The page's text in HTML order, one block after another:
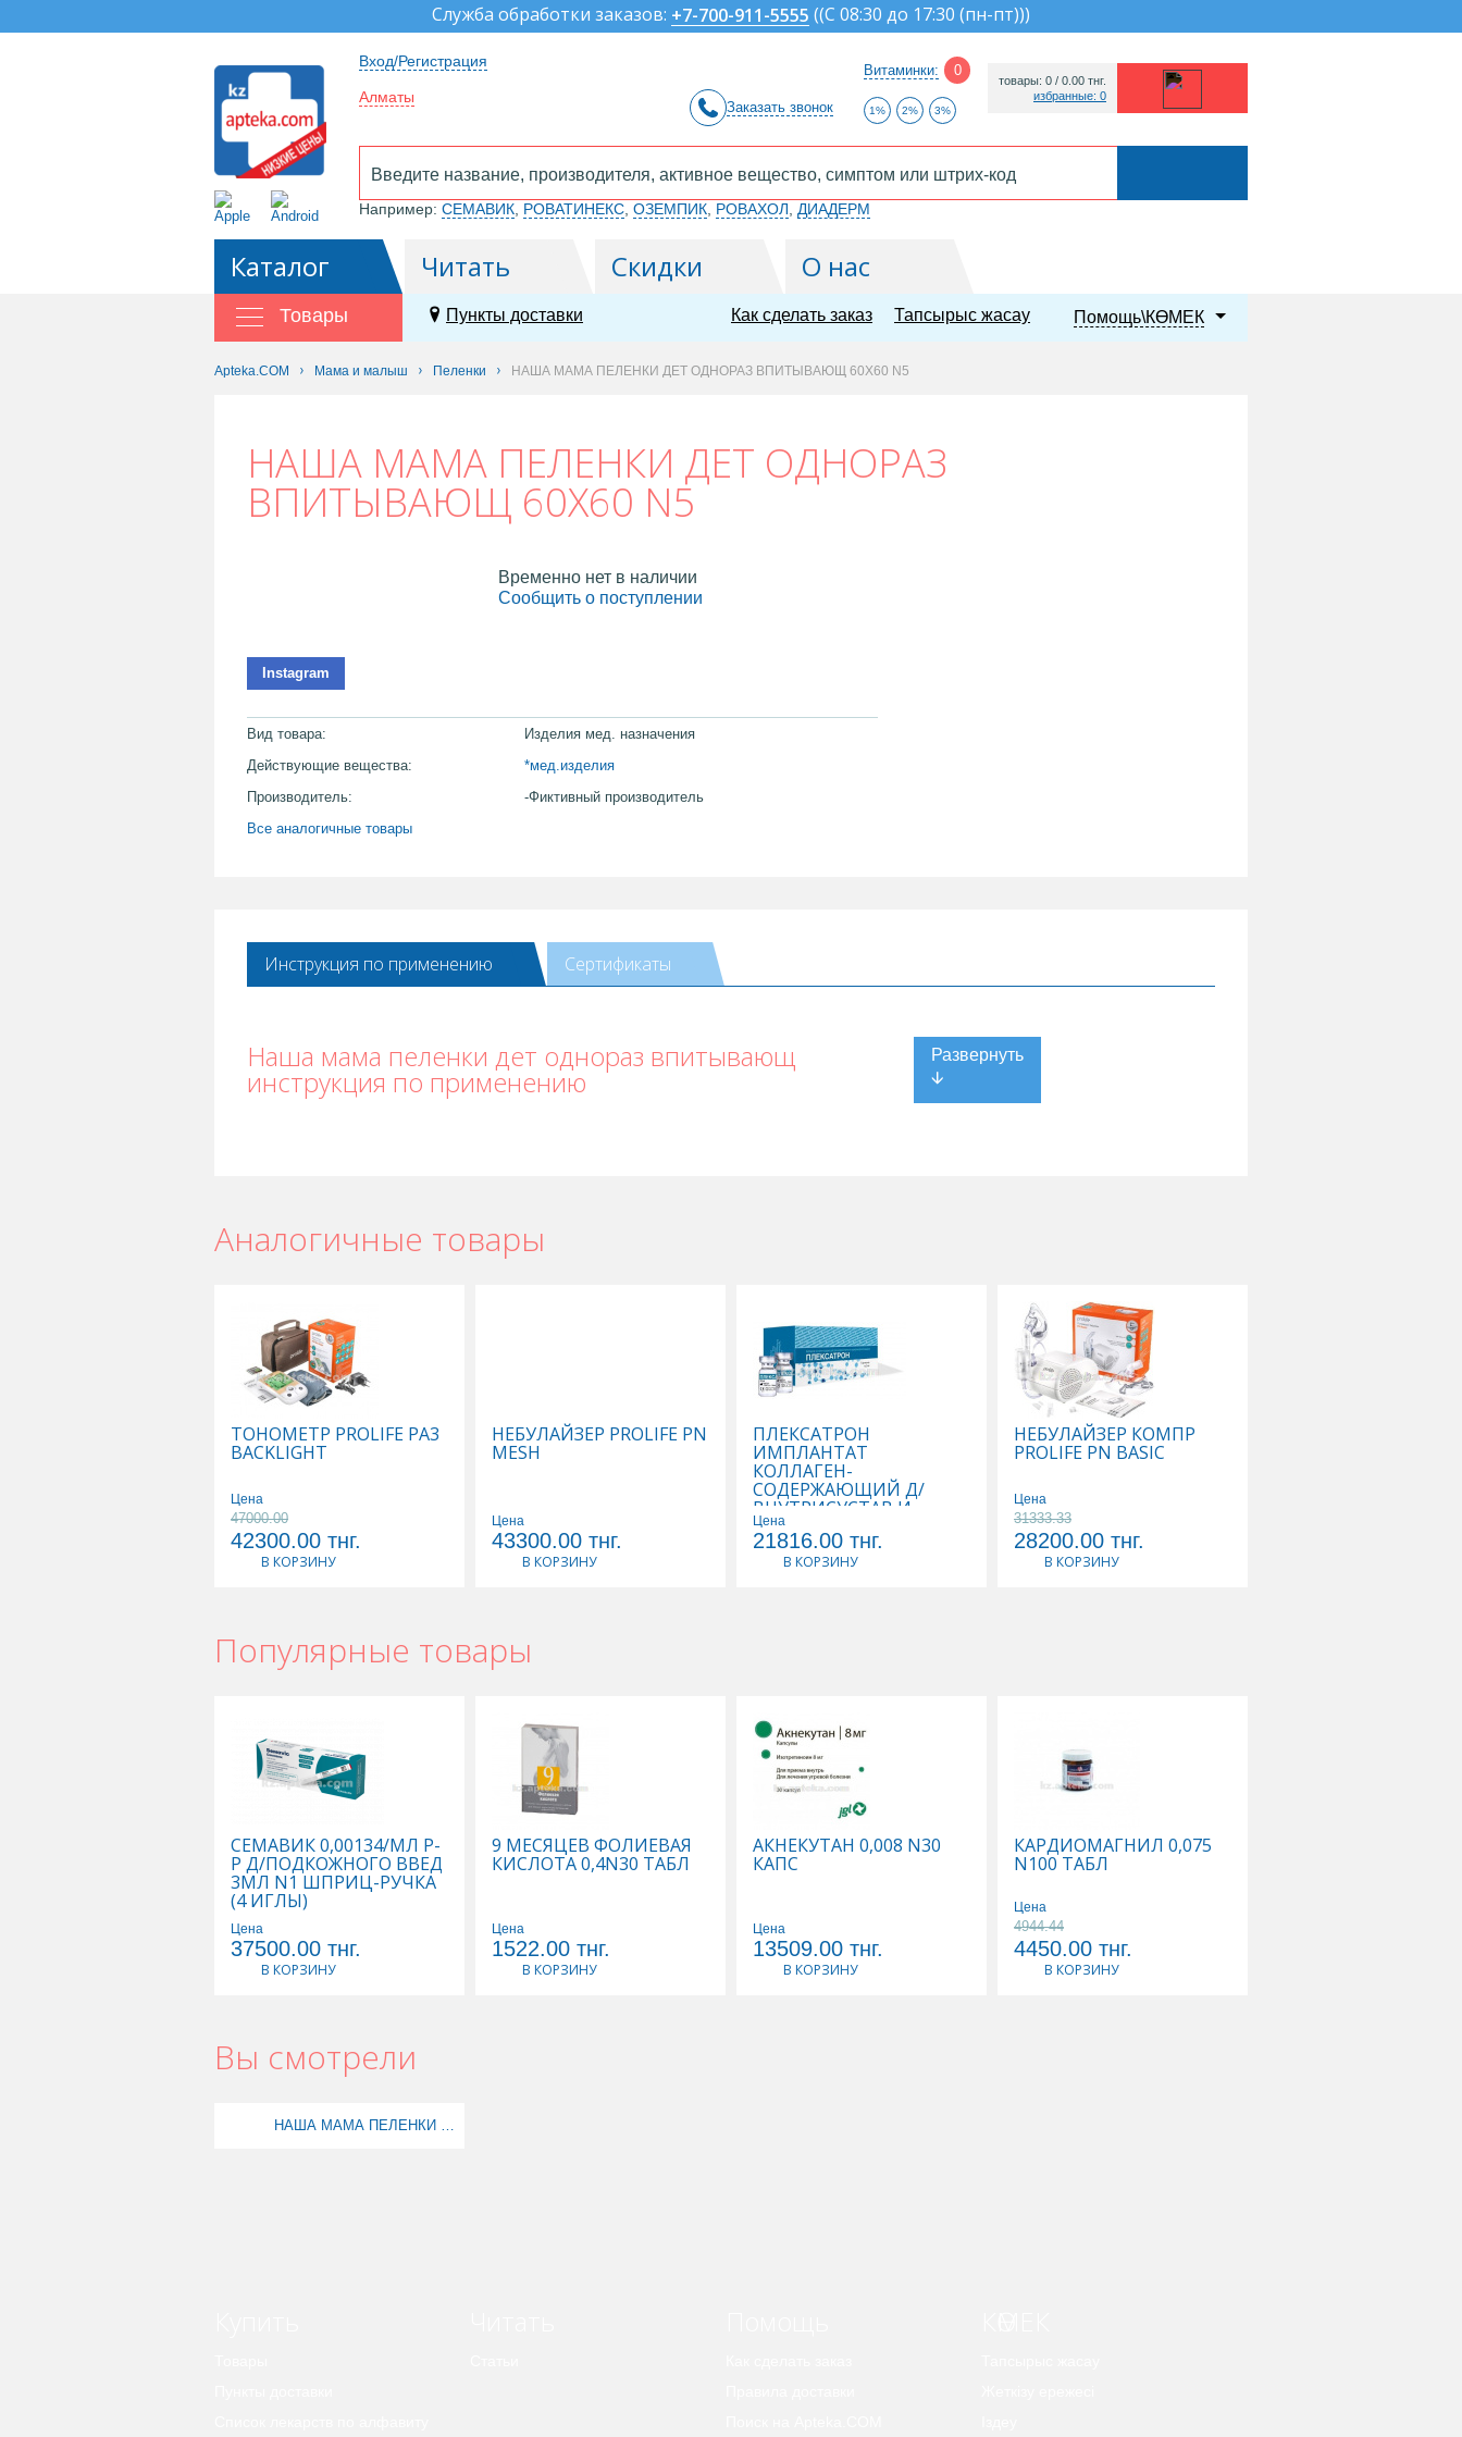
Служба обработки заказов: +7-700-911-5555 ((С 08:30 до 17:30 (пн-пт)))
Вход/Регистрация
Алматы
Заказать звонок
Витаминки: 0
1% 2% 3%
товары: 0 / 0.00 тнг.
избранные: 0
Например: СЕМАВИК РОВАТИНЕКС ОЗЕМПИК РОВАХОЛ ДИАДЕРМ
Каталог Читать Скидки О нас
Товары Пункты доставки Помощь\КӨМЕК
Тапсырыс жасау
Как сделать заказ
Apteka.COM Мама и малыш Пеленки НАША МАМА ПЕЛЕНКИ ДЕТ ОДНОРАЗ ВПИТЫВАЮЩ 60Х60 N5
НАША МАМА ПЕЛЕНКИ ДЕТ ОДНОРАЗ
ВПИТЫВАЮЩ 60Х60 N5
Временно нет в наличии
Сообщить о поступлении
Instagram
Вид товара:
Изделия мед. назначения
Действующие вещества:
*мед.изделия
Производитель:
-Фиктивный производитель
Все аналогичные товары
Инструкция по применению Сертификаты
Наша мама пеленки дет однораз впитывающ
инструкция по применению
Аналогичные товары
ТОНОМЕТР PROLIFE PA3
BACKLIGHT
Цена
47000.00
42300.00 тнг.
В КОРЗИНУ
НЕБУЛАЙЗЕР PROLIFE PN
MESH
Цена
43300.00 тнг.
В КОРЗИНУ
ПЛЕКСАТРОН
ИМПЛАНТАТ
КОЛЛАГЕН-
СОДЕРЖАЮЩИЙ Д/
ВНУТРИСУСТАВ И
ПЕРИАРТИКУЛЯРН ВВЕД
2МЛ N5 ФЛ
Цена
21816.00 тнг.
В КОРЗИНУ
НЕБУЛАЙЗЕР КОМПР
PROLIFE PN BASIC
Цена
31333.33
28200.00 тнг.
В КОРЗИНУ
Популярные товары
СЕМАВИК 0,00134/МЛ Р-
Р Д/ПОДКОЖНОГО ВВЕД
3МЛ N1 ШПРИЦ-РУЧКА
(4 ИГЛЫ)
Цена
37500.00 тнг.
В КОРЗИНУ
9 МЕСЯЦЕВ ФОЛИЕВАЯ
КИСЛОТА 0,4N30 ТАБЛ
Цена
1522.00 тнг.
В КОРЗИНУ
АКНЕКУТАН 0,008 N30
КАПС
Цена
13509.00 тнг.
В КОРЗИНУ
КАРДИОМАГНИЛ 0,075
N100 ТАБЛ
Цена
4944.44
4450.00 тнг.
В КОРЗИНУ
Вы смотрели
НАША МАМА ПЕЛЕНКИ ДЕТ ОДНОРАЗ ВПИТЫВАЮЩ 60Х60 N5